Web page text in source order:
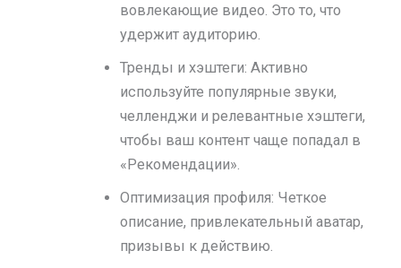
вовлекающие видео. Это то, что
удержит аудиторию.
Тренды и хэштеги: Активно
используйте популярные звуки,
челленджи и релевантные хэштеги,
чтобы ваш контент чаще попадал в
«Рекомендации».
Оптимизация профиля: Четкое
описание, привлекательный аватар,
призывы к действию.